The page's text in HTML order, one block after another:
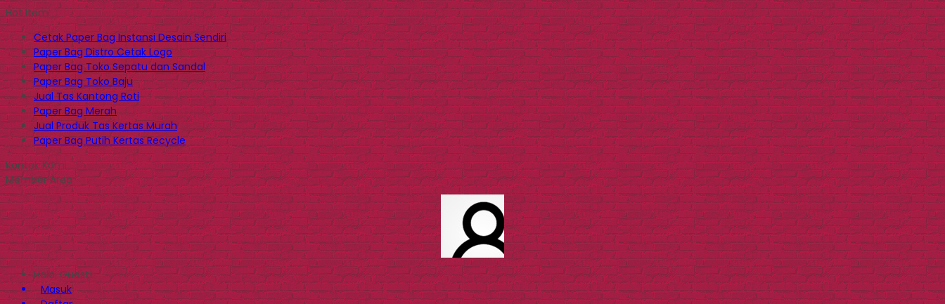
Hot Item
Cetak Paper Bag Instansi Desain Sendiri
Paper Bag Distro Cetak Logo
Paper Bag Toko Sepatu dan Sandal
Paper Bag Toko Baju
Jual Tas Kantong Roti
Paper Bag Merah
Jual Produk Tas Kertas Murah
Paper Bag Putih Kertas Recycle
Kontak Kami
Member Area
Halo, Guest!
Masuk